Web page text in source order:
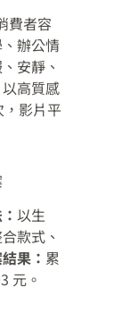
費者容
辦公情
安靜、
以高質感
影片平
以生
款式、
果： 累
元。